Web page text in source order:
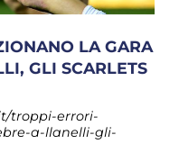
LA GARA
GLI SCARLETS
troppi-errori-
a-llanelli-gli-